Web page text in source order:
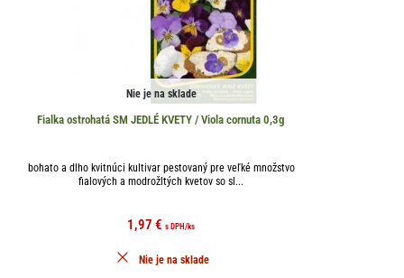
Nie je na sklade
Fialka ostrohatá SM JEDLÉ KVETY / Viola cornuta 0,3g
bohato a dlho kvitnúci kultivar pestovaný pre veľké množstvo
fialových a modrožltých kvetov so sl...
1,97€ s DPH/ks
Nie je na sklade